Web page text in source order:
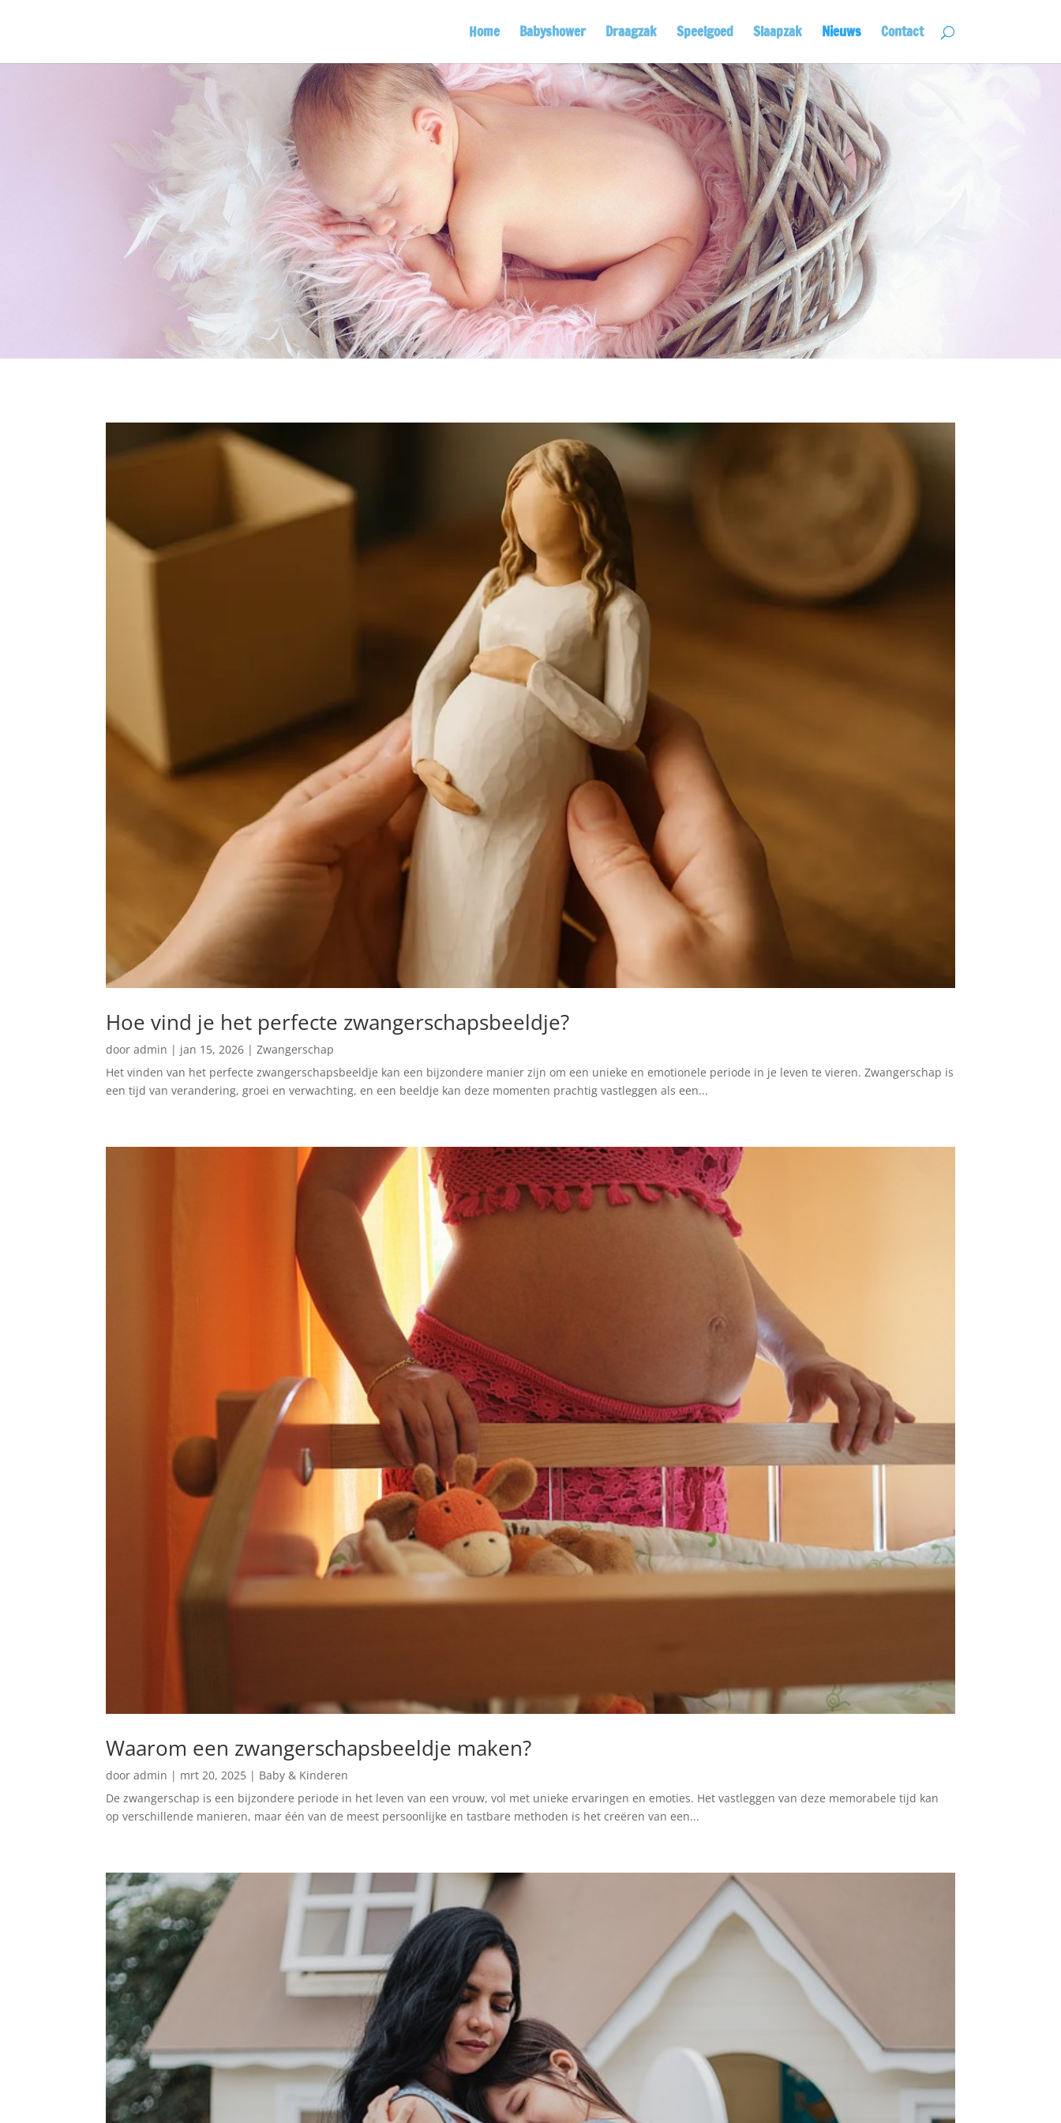
Home Babyshower Draagzak Speelgoed Slaapzak Nieuws Contact
Hoe vind je het perfecte zwangerschapsbeeldje?
dooradmin | jan 15, 2026 |Zwangerschap
Het vinden van het perfecte zwangerschapsbeeldje kan een bijzondere manier zijn om een unieke en emotionele periode in je leven te vieren. Zwangerschap is
een tijd van verandering, groei en verwachting, en een beeldje kan deze momenten prachtig vastleggen als een...
Waarom een zwangerschapsbeeldje maken?
dooradmin | mrt 20, 2025 | Baby & Kinderen
De zwangerschap is een bijzondere periode in het leven van een vrouw, vol met unieke ervaringen en emoties. Het vastleggen van deze memorabele tijd kan
op verschillende manieren, maar één van de meest persoonlijke en tastbare methoden is het creëren van een...